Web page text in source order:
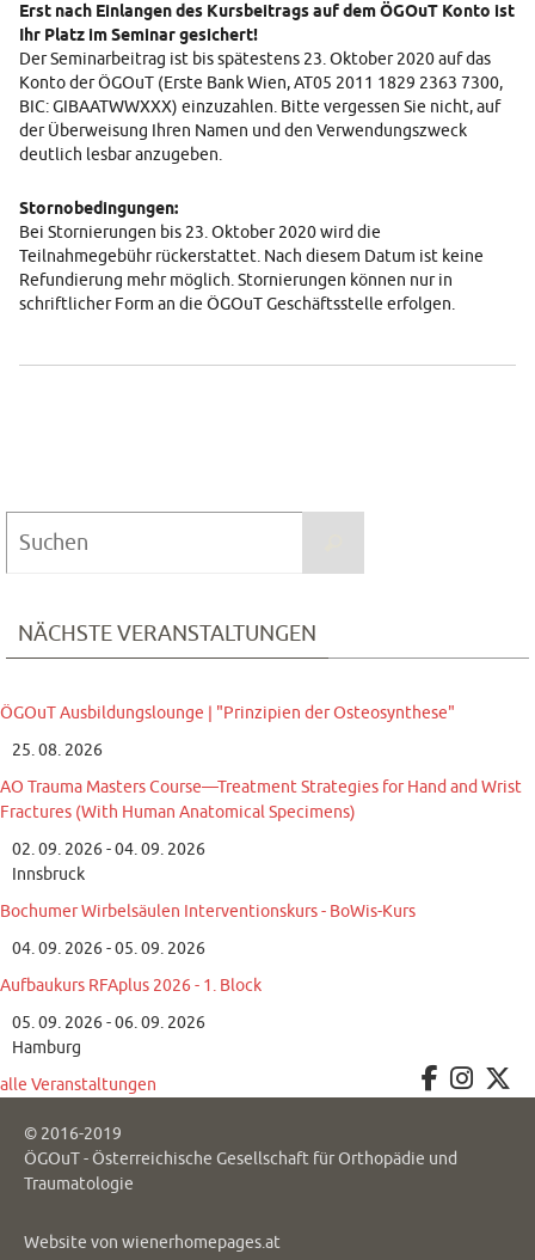
Erst nach Einlangen des Kursbeitrags auf dem ÖGOuT Konto ist
Ihr Platz im Seminar gesichert!
Der Seminarbeitrag ist bis spätestens 23. Oktober 2020 auf das
Konto der ÖGOuT (Erste Bank Wien, AT05 2011 1829 2363 7300,
BIC: GIBAATWWXXX) einzuzahlen. Bitte vergessen Sie nicht, auf
der Überweisung Ihren Namen und den Verwendungszweck
deutlich lesbar anzugeben.
Stornobedingungen:
Bei Stornierungen bis 23. Oktober 2020 wird die
Teilnahmegebühr rückerstattet. Nach diesem Datum ist keine
Refundierung mehr möglich. Stornierungen können nur in
schriftlicher Form an die ÖGOuT Geschäftsstelle erfolgen.
NÄCHSTE VERANSTALTUNGEN
ÖGOuT Ausbildungslounge | "Prinzipien der Osteosynthese"
25. 08. 2026
AO Trauma Masters Course—Treatment Strategies for Hand and Wrist
Fractures (With Human Anatomical Specimens)
02. 09. 2026 - 04. 09. 2026
Innsbruck
Bochumer Wirbelsäulen Interventionskurs - BoWis-Kurs
04. 09. 2026 - 05. 09. 2026
Aufbaukurs RFAplus 2026 - 1. Block
05. 09. 2026 - 06. 09. 2026
Hamburg
alle Veranstaltungen
© 2016-2019
ÖGOuT - Österreichische Gesellschaft für Orthopädie und
Traumatologie
Website von wienerhomepages.at